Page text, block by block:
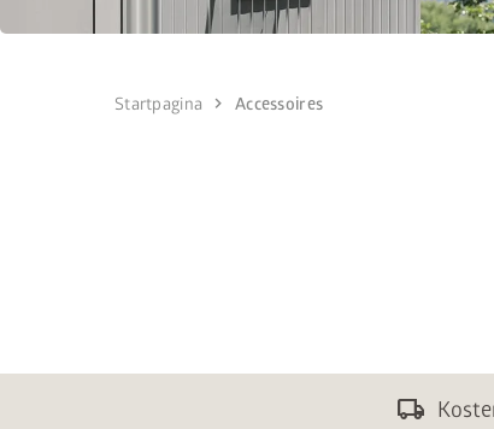
Startpagina chevron_right Accessoires
local_shipping